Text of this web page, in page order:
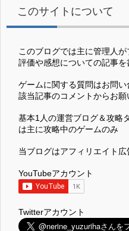
このサイトについて
このブログでは主に管理人が
評価や感想についての記事を
ゲームに関する質問はお問
該当記事のコメントからお願
基本1人の運営ブログ＆攻略
は主に攻略中のゲームのみ
当ブログはアフィリエイト広
YouTubeアカウント
Twitterアカウント